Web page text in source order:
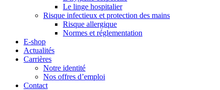
Le linge hospitalier
Risque infectieux et protection des mains
Risque allergique
Normes et réglementation
E-shop
Actualités
Carrières
Notre identité
Nos offres d’emploi
Contact